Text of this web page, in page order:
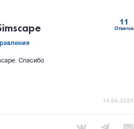
Спасибо
11
Ответов
14.04.2023